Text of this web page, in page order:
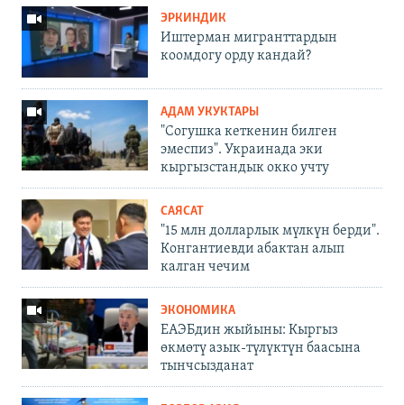
ЭРКИНДИК
Иштерман мигранттардын
коомдогу орду кандай?
АДАМ УКУКТАРЫ
"Согушка кеткенин билген
эмеспиз". Украинада эки
кыргызстандык окко учту
САЯСАТ
"15 млн долларлык мүлкүн берди".
Конгантиевди абактан алып
калган чечим
ЭКОНОМИКА
ЕАЭБдин жыйыны: Кыргыз
өкмөтү азык-түлүктүн баасына
тынчсызданат